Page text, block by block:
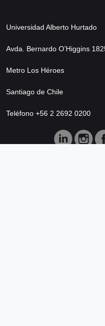
Universidad Alberto Hurtado
Avda. Bernardo O’Higgins
Metro Los Héroes
Santiago de Chile
Teléfono +56 2 2692 0200